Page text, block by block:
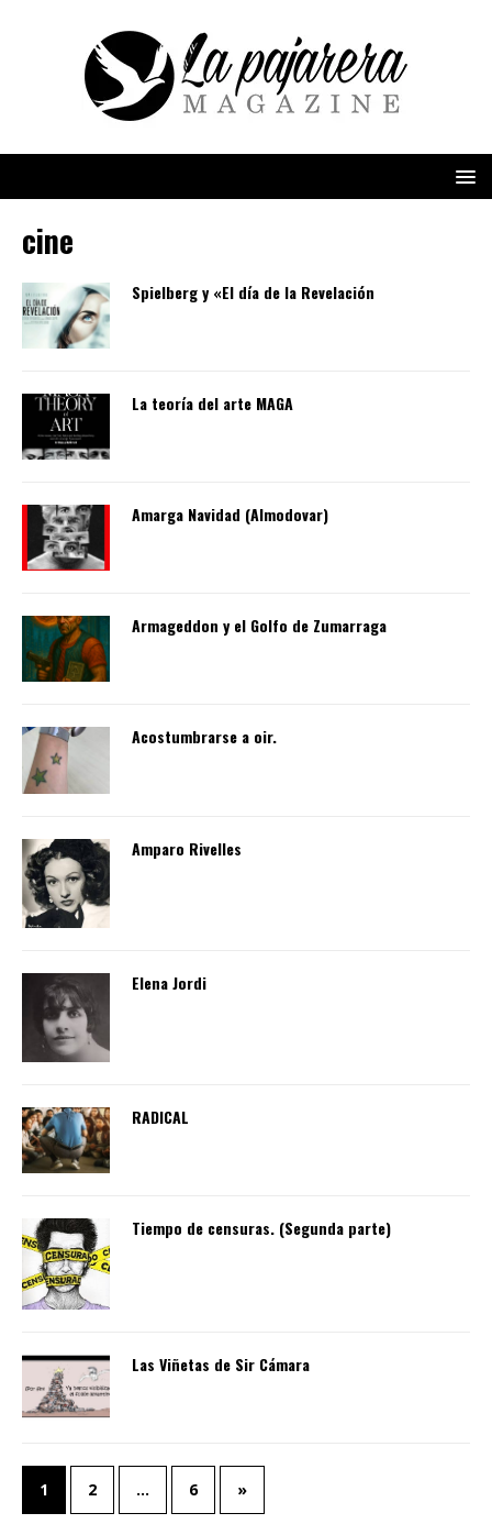
cine
Spielberg y «El día de la Revelación
La teoría del arte MAGA
Amarga Navidad (Almodovar)
Armageddon y el Golfo de Zumarraga
Acostumbrarse a oir.
Amparo Rivelles
Elena Jordi
RADICAL
Tiempo de censuras. (Segunda parte)
Las Viñetas de Sir Cámara
1 2 … 6 »